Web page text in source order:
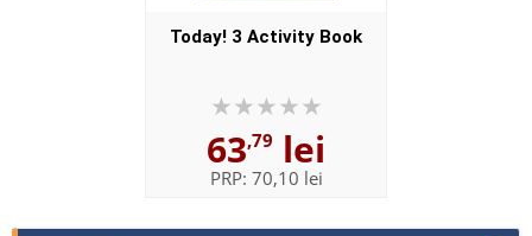
Today! 3 Activity Book
63,79 lei
PRP: 70,10 lei